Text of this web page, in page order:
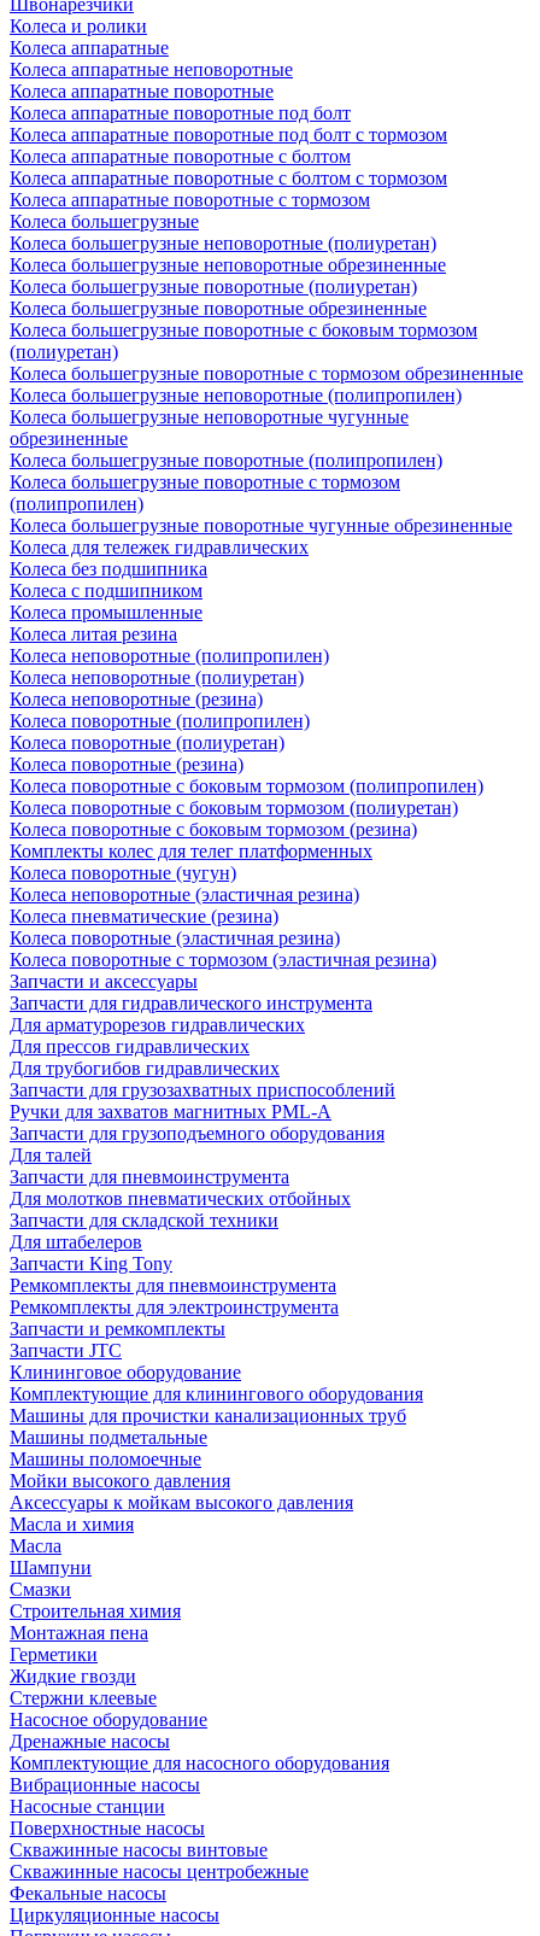
Швонарезчики
Колеса и ролики
Колеса аппаратные
Колеса аппаратные неповоротные
Колеса аппаратные поворотные
Колеса аппаратные поворотные под болт
Колеса аппаратные поворотные под болт с тормозом
Колеса аппаратные поворотные с болтом
Колеса аппаратные поворотные с болтом с тормозом
Колеса аппаратные поворотные с тормозом
Колеса большегрузные
Колеса большегрузные неповоротные (полиуретан)
Колеса большегрузные неповоротные обрезиненные
Колеса большегрузные поворотные (полиуретан)
Колеса большегрузные поворотные обрезиненные
Колеса большегрузные поворотные с боковым тормозом
(полиуретан)
Колеса большегрузные поворотные с тормозом обрезиненные
Колеса большегрузные неповоротные (полипропилен)
Колеса большегрузные неповоротные чугунные
обрезиненные
Колеса большегрузные поворотные (полипропилен)
Колеса большегрузные поворотные с тормозом
(полипропилен)
Колеса большегрузные поворотные чугунные обрезиненные
Колеса для тележек гидравлических
Колеса без подшипника
Колеса с подшипником
Колеса промышленные
Колеса литая резина
Колеса неповоротные (полипропилен)
Колеса неповоротные (полиуретан)
Колеса неповоротные (резина)
Колеса поворотные (полипропилен)
Колеса поворотные (полиуретан)
Колеса поворотные (резина)
Колеса поворотные c боковым тормозом (полипропилен)
Колеса поворотные c боковым тормозом (полиуретан)
Колеса поворотные c боковым тормозом (резина)
Комплекты колес для телег платформенных
Колеса поворотные (чугун)
Колеса неповоротные (эластичная резина)
Колеса пневматические (резина)
Колеса поворотные (эластичная резина)
Колеса поворотные c тормозом (эластичная резина)
Запчасти и аксессуары
Запчасти для гидравлического инструмента
Для арматурорезов гидравлических
Для прессов гидравлических
Для трубогибов гидравлических
Запчасти для грузозахватных приспособлений
Ручки для захватов магнитных PML-A
Запчасти для грузоподъемного оборудования
Для талей
Запчасти для пневмоинструмента
Для молотков пневматических отбойных
Запчасти для складской техники
Для штабелеров
Запчасти King Tony
Ремкомплекты для пневмоинструмента
Ремкомплекты для электроинструмента
Запчасти и ремкомплекты
Запчасти JTC
Клининговое оборудование
Комплектующие для клинингового оборудования
Машины для прочистки канализационных труб
Машины подметальные
Машины поломоечные
Мойки высокого давления
Аксессуары к мойкам высокого давления
Масла и химия
Масла
Шампуни
Смазки
Строительная химия
Монтажная пена
Герметики
Жидкие гвозди
Стержни клеевые
Насосное оборудование
Дренажные насосы
Комплектующие для насосного оборудования
Вибрационные насосы
Насосные станции
Поверхностные насосы
Скважинные насосы винтовые
Скважинные насосы центробежные
Фекальные насосы
Циркуляционные насосы